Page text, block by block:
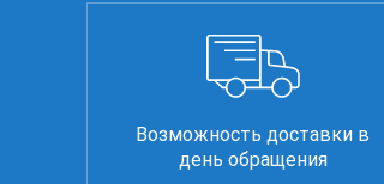
Возможность доставки в
день обращения